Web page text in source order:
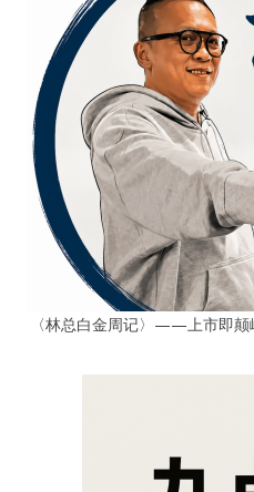
〈林总白金周记〉——上市即